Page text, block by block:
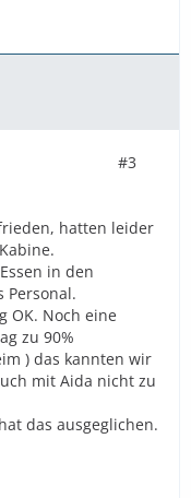
#3
hatten leider
in den
Personal.
OK. Noch eine
zu 90%
) das kannten wir
mit Aida nicht zu
das ausgeglichen.